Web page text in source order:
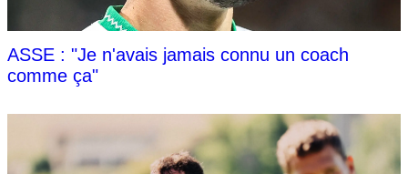
ASSE : "Je n'avais jamais connu un coach
comme ça"